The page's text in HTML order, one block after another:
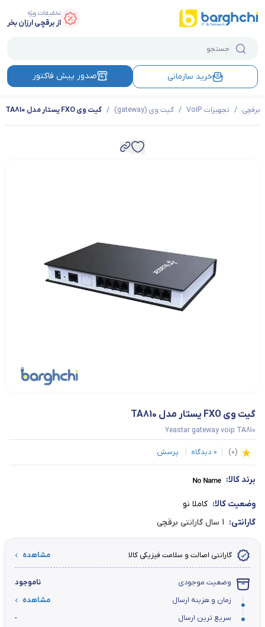
تخفیفات ویژه
از برقچی ارزان بخر
خرید سازمانی صدور پیش فاکتور
برقچی / تجهیزات VoIP / گیت وی (gateway) / گیت وی FXO یستار مدل TA810
گیت وی FXO یستار مدل TA810
Yeastar gateway voip TA810
(
0
)
0 دیدگاه پرسش
برند کالا:
وضعیت کالا: کاملا نو
گارانتی: 1 سال گارانتی برقچی
گارانتی اصالت و سلامت فیزیکی کالا مشاهده
وضعیت موجودی
ناموجود
زمان و هزینه ارسال
مشاهده
سریع ترین ارسال
-